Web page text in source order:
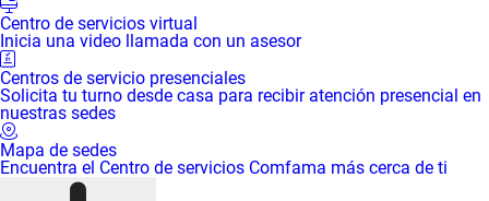
Centro de servicios virtual
Inicia una video llamada con un asesor
Centros de servicio presenciales
Solicita tu turno desde casa para recibir atención presencial en
nuestras sedes
Mapa de sedes
Encuentra el Centro de servicios Comfama más cerca de ti